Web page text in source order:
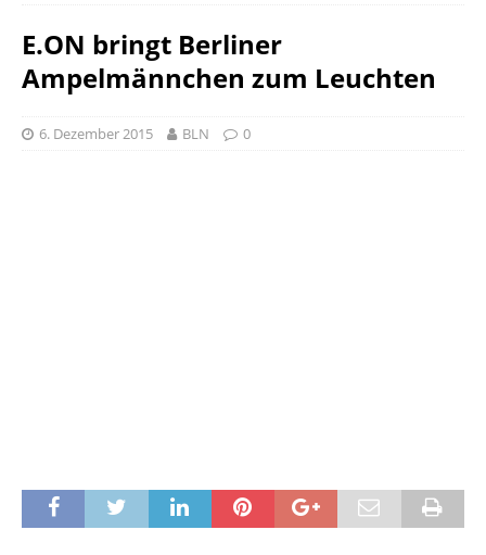
E.ON bringt Berliner
Ampelmännchen zum Leuchten
6. Dezember 2015 BLN 0